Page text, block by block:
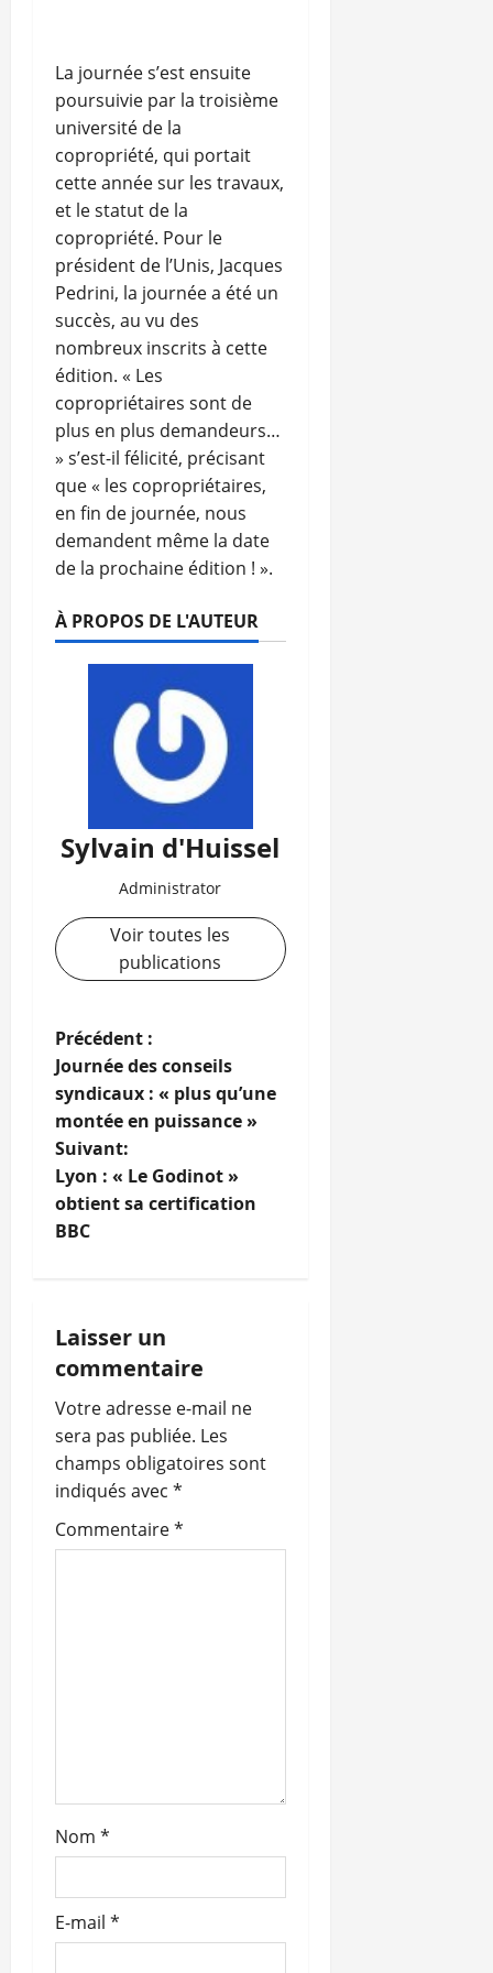
La journée s’est ensuite
poursuivie par la troisième
université de la
copropriété, qui portait
cette année sur les travaux,
et le statut de la
copropriété. Pour le
président de l’Unis, Jacques
Pedrini, la journée a été un
succès, au vu des
nombreux inscrits à cette
édition. « Les
copropriétaires sont de
plus en plus demandeurs…
» s’est-il félicité, précisant
que « les copropriétaires,
en fin de journée, nous
demandent même la date
de la prochaine édition ! ».
À PROPOS DE L'AUTEUR
Sylvain d'Huissel
Administrator
Voir toutes les
publications
N
a
v
i
g
t
i
o
n
d
’
l
Précédent :
Journée des conseils
syndicaux : « plus qu’une
montée en puissance »
Suivant:
Lyon : « Le Godinot »
obtient sa certification
BBC
Laisser un
commentaire
Votre adresse e-mail ne
sera pas publiée. Les
champs obligatoires sont
indiqués avec *
Commentaire*
Nom *
E-mail *